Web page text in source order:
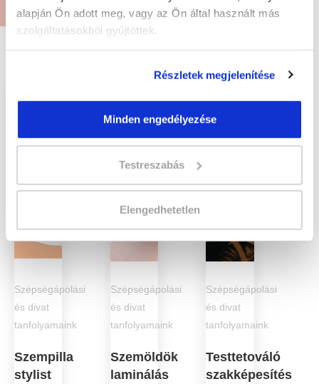
alapján Ön adott meg, vagy az Ön által használt más
szolgáltatásokból gyűjtöttek.
Részletek megjelenítése
Minden engedélyezése
Testreszabás
Elengedhetetlen
Megnézem Megnézem Megnézem
Szépségápolási
és divat
tanfolyamaink
Szempilla
stylist
Szépségápolási
és divat
tanfolyamaink
Szemöldök
laminálás
Szépségápolási
és divat
tanfolyamaink
Testtetováló
szakképesítés